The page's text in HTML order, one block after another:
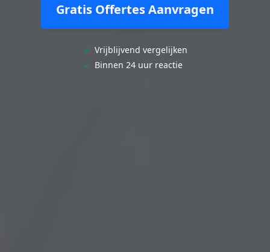
Gratis Offertes Aanvragen
✓ Vrijblijvend vergelijken
✓ Binnen 24 uur reactie